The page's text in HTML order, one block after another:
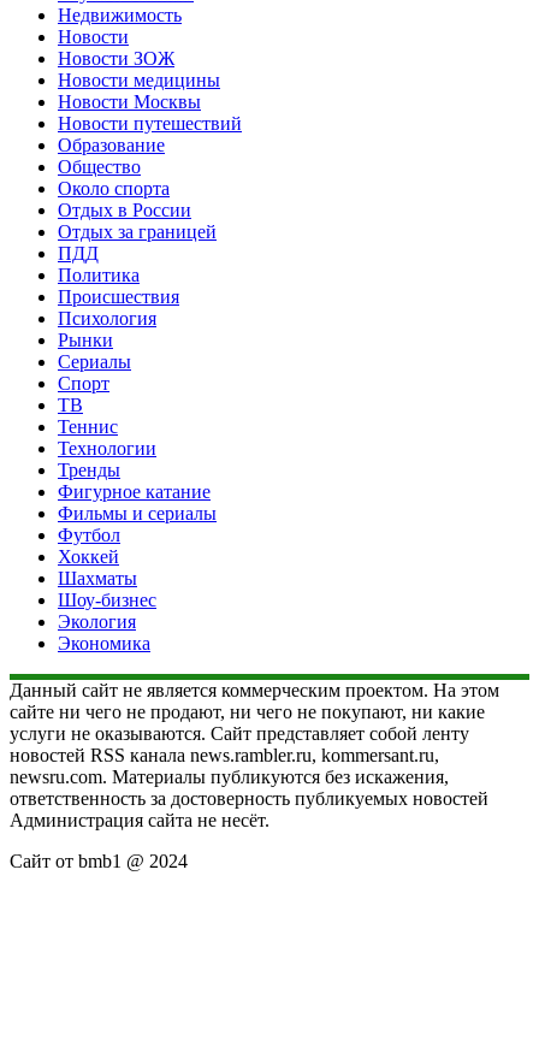
Недвижимость
Новости
Новости ЗОЖ
Новости медицины
Новости Москвы
Новости путешествий
Образование
Общество
Около спорта
Отдых в России
Отдых за границей
ПДД
Политика
Происшествия
Психология
Рынки
Сериалы
Спорт
ТВ
Теннис
Технологии
Тренды
Фигурное катание
Фильмы и сериалы
Футбол
Хоккей
Шахматы
Шоу-бизнес
Экология
Экономика
Данный сайт не является коммерческим проектом. На этом
сайте ни чего не продают, ни чего не покупают, ни какие
услуги не оказываются. Сайт представляет собой ленту
новостей RSS канала news.rambler.ru, kommersant.ru,
newsru.com. Материалы публикуются без искажения,
ответственность за достоверность публикуемых новостей
Администрация сайта не несёт.
Сайт от bmb1 @ 2024